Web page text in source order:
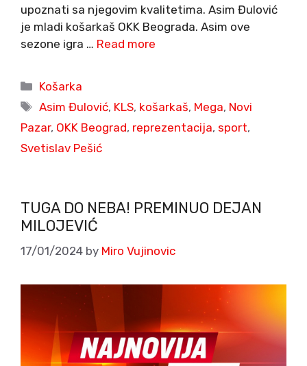
upoznati sa njegovim kvalitetima. Asim Đulović
je mladi košarkaš OKK Beograda. Asim ove
sezone igra … Read more
Categories
Košarka
Tags
Asim Đulović, KLS, košarkaš, Mega, Novi
Pazar, OKK Beograd, reprezentacija, sport,
Svetislav Pešić
TUGA DO NEBA! PREMINUO DEJAN
MILOJEVIĆ
17/01/2024 by Miro Vujinovic